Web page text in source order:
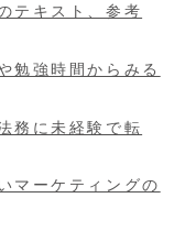
テキスト、参考
勉強時間からみる
務に未経験で転
マーケティングの